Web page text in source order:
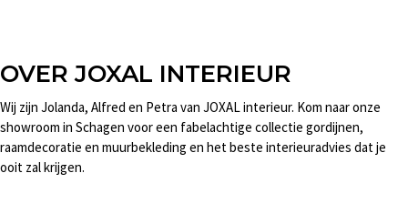
OVER JOXAL INTERIEUR
Wij zijn Jolanda, Alfred en Petra van JOXAL interieur. Kom naar onze
showroom in Schagen voor een fabelachtige collectie gordijnen,
raamdecoratie en muurbekleding en het beste interieuradvies dat je
ooit zal krijgen.